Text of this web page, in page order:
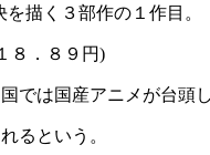
描く３部作の１作目。
８．８９円)
では国産アニメが台
るという。